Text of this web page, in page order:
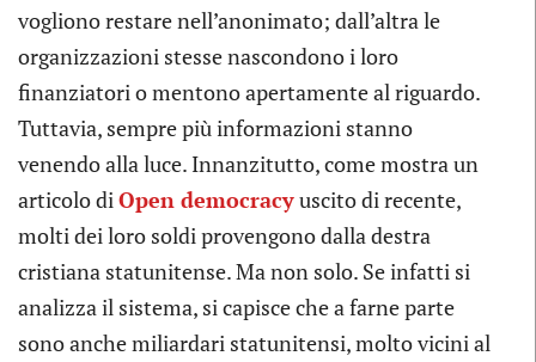
vogliono restare nell’anonimato; dall’altra le
organizzazioni stesse nascondono i loro
finanziatori o mentono apertamente al riguardo.
Tuttavia, sempre più informazioni stanno
venendo alla luce. Innanzitutto, come mostra un
articolo di Open democracyuscito di recente,
molti dei loro soldi provengono dalla destra
cristiana statunitense. Ma non solo. Se infatti si
analizza il sistema, si capisce che a farne parte
sono anche miliardari statunitensi, molto vicini al